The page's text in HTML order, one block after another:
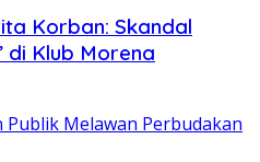
Korban: Skandal
di Klub Morena
Melawan Perbudakan